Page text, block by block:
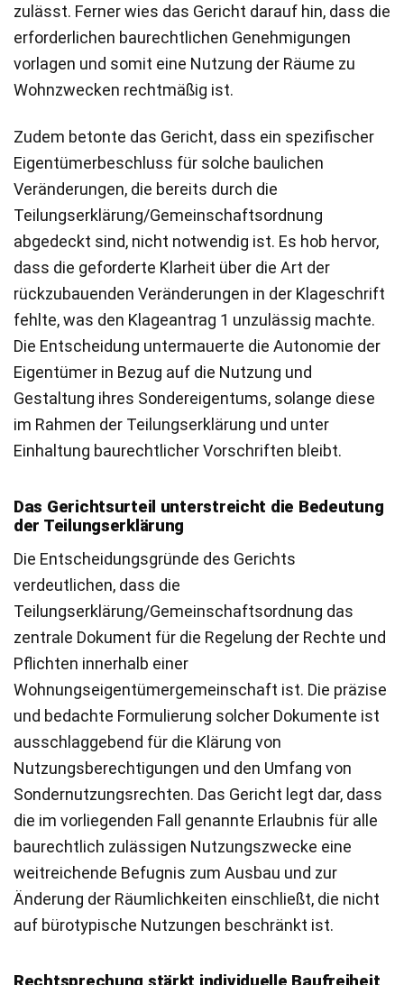
zulässt. Ferner wies das Gericht darauf hin, dass die
erforderlichen baurechtlichen Genehmigungen
vorlagen und somit eine Nutzung der Räume zu
Wohnzwecken rechtmäßig ist.
Zudem betonte das Gericht, dass ein spezifischer
Eigentümerbeschluss für solche baulichen
Veränderungen, die bereits durch die
Teilungserklärung/Gemeinschaftsordnung
abgedeckt sind, nicht notwendig ist. Es hob hervor,
dass die geforderte Klarheit über die Art der
rückzubauenden Veränderungen in der Klageschrift
fehlte, was den Klageantrag 1 unzulässig machte.
Die Entscheidung untermauerte die Autonomie der
Eigentümer in Bezug auf die Nutzung und
Gestaltung ihres Sondereigentums, solange diese
im Rahmen der Teilungserklärung und unter
Einhaltung baurechtlicher Vorschriften bleibt.
Das Gerichtsurteil unterstreicht die Bedeutung
der Teilungserklärung
Die Entscheidungsgründe des Gerichts
verdeutlichen, dass die
Teilungserklärung/Gemeinschaftsordnung das
zentrale Dokument für die Regelung der Rechte und
Pflichten innerhalb einer
Wohnungseigentümergemeinschaft ist. Die präzise
und bedachte Formulierung solcher Dokumente ist
ausschlaggebend für die Klärung von
Nutzungsberechtigungen und den Umfang von
Sondernutzungsrechten. Das Gericht legt dar, dass
die im vorliegenden Fall genannte Erlaubnis für alle
baurechtlich zulässigen Nutzungszwecke eine
weitreichende Befugnis zum Ausbau und zur
Änderung der Räumlichkeiten einschließt, die nicht
auf bürotypische Nutzungen beschränkt ist.
Rechtsprechung stärkt individuelle Baufreiheit